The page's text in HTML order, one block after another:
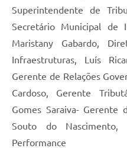
Superintendente de
Secretário Municipal de
Maristany Gabardo,
Infraestruturas, Luís
Gerente de Relações
Cardoso, Gerente
Gomes Saraiva- Gerente
Souto do
Performance